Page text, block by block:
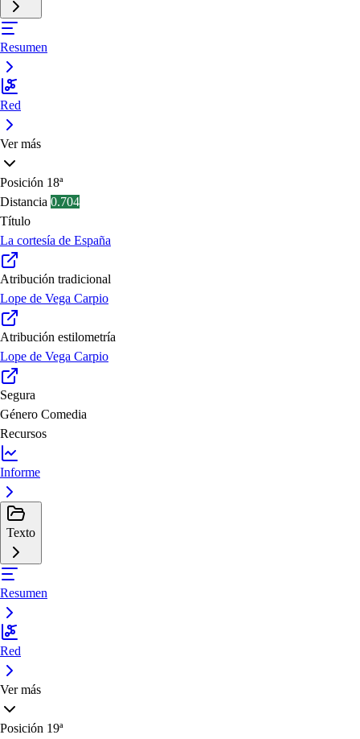
Resumen
Red
Ver más
Posición 18ª
Distancia 0.704
Título
La cortesía de España
Atribución tradicional
Lope de Vega Carpio
Atribución estilometría
Lope de Vega Carpio
Segura
Género Comedia
Recursos
Informe
Texto
Resumen
Red
Ver más
Posición 19ª